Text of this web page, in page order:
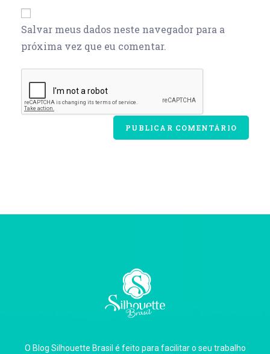
Salvar meus dados neste navegador para a
próxima vez que eu comentar.
O Blog Silhouette Brasil é feito para facilitar o seu trabalho